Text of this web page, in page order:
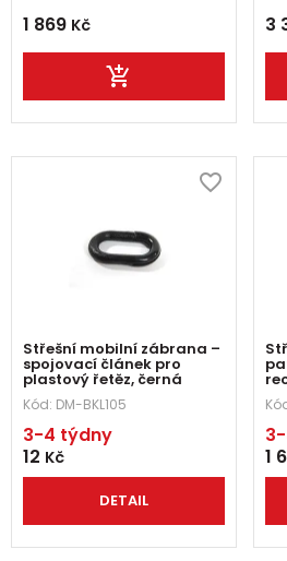
1 869 Kč 3
Střešní mobilní zábrana –
spojovací článek pro
plastový řetěz, černá
Kód: DM-BKL105
3-4 týdny
12 Kč
DETAIL
1